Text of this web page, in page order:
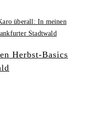
Herbst-Basics